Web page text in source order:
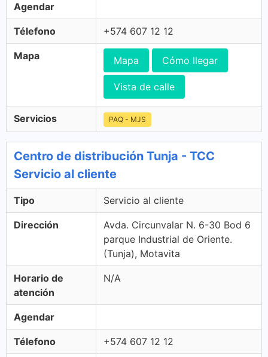
Agendar
Télefono +574 607 12 12
Mapa Mapa Cómo llegar
Vista de calle
Servicios PAQ - MJS
Centro de distribución Tunja - TCC
Servicio al cliente
Tipo Servicio al cliente
Dirección
Avda. Circunvalar N. 6-30 Bod 6
parque Industrial de Oriente.
(Tunja), Motavita
Horario de
atención
N/A
Agendar
Télefono +574 607 12 12